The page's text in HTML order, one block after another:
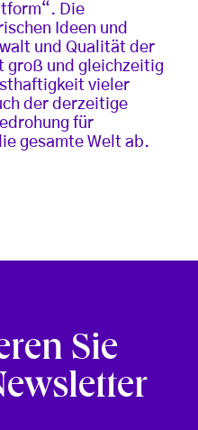
Die
Ideen und
und Qualität der
groß und gleichzeitig
vieler
der derzeitige
für
gesamte Welt ab.
Sie